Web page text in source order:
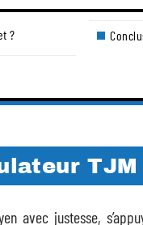
?
avec justesse,